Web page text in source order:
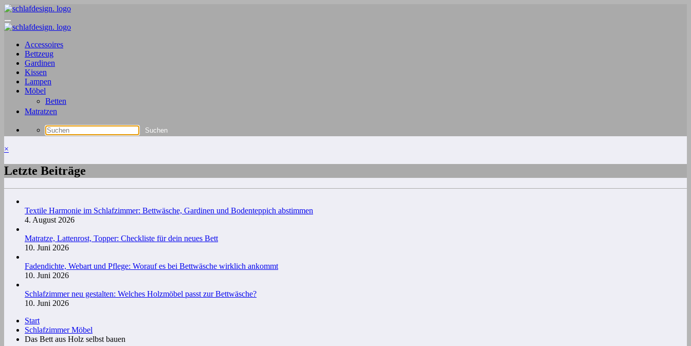
Zum
springen
Accessoires
Bettzeug
Gardinen
Kissen
Lampen
Möbel
Betten
Matratzen
×
Letzte Beiträge
Textile Harmonie im Schlafzimmer: Bettwäsche, Gardinen und Bodenteppich abstimmen
4. August 2026
Matratze, Lattenrost, Topper: Checkliste für dein neues Bett
10. Juni 2026
Fadendichte, Webart und Pflege: Worauf es bei Bettwäsche wirklich ankommt
10. Juni 2026
Schlafzimmer neu gestalten: Welches Holzmöbel passt zur Bettwäsche?
10. Juni 2026
Start
Schlafzimmer Möbel
Das Bett aus Holz selbst bauen